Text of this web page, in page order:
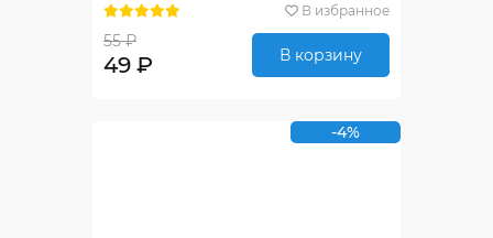
В избранное
55 ₽
49 ₽ В корзину
-4%